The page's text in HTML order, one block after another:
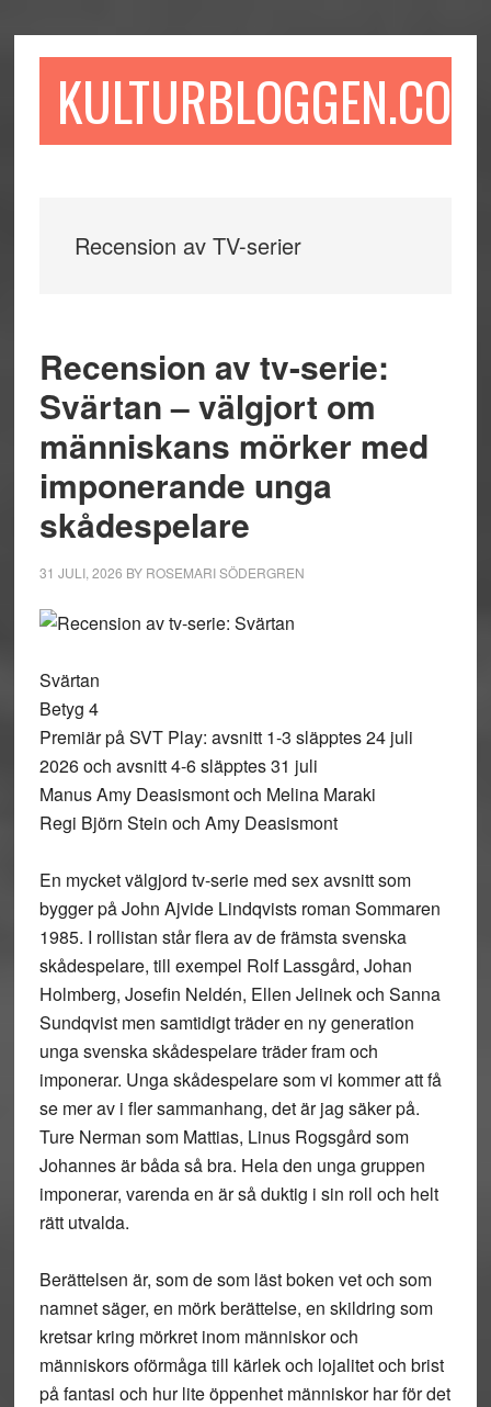
till
till
sidofältet
till
KULTURBLOGGEN.COM
Recension av TV-serier
Recension av tv-serie:
Svärtan – välgjort om
människans mörker med
imponerande unga
skådespelare
31 JULI, 2026 BY ROSEMARI SÖDERGREN
Svärtan
Betyg 4
Premiär på SVT Play: avsnitt 1-3 släpptes 24 juli
2026 och avsnitt 4-6 släpptes 31 juli
Manus Amy Deasismont och Melina Maraki
Regi Björn Stein och Amy Deasismont
En mycket välgjord tv-serie med sex avsnitt som
bygger på John Ajvide Lindqvists roman Sommaren
1985. I rollistan står flera av de främsta svenska
skådespelare, till exempel Rolf Lassgård, Johan
Holmberg, Josefin Neldén, Ellen Jelinek och Sanna
Sundqvist men samtidigt träder en ny generation
unga svenska skådespelare träder fram och
imponerar. Unga skådespelare som vi kommer att få
se mer av i fler sammanhang, det är jag säker på.
Ture Nerman som Mattias, Linus Rogsgård som
Johannes är båda så bra. Hela den unga gruppen
imponerar, varenda en är så duktig i sin roll och helt
rätt utvalda.
Berättelsen är, som de som läst boken vet och som
namnet säger, en mörk berättelse, en skildring som
kretsar kring mörkret inom människor och
människors oförmåga till kärlek och lojalitet och brist
på fantasi och hur lite öppenhet människor har för det